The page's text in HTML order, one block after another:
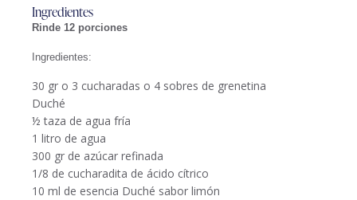
Ingredientes
Rinde 12 porciones
Ingredientes:
30 gr o 3 cucharadas o 4 sobres de grenetina
Duché
½ taza de agua fría
1 litro de agua
300 gr de azúcar refinada
1/8 de cucharadita de ácido cítrico
10 ml de esencia Duché sabor limón